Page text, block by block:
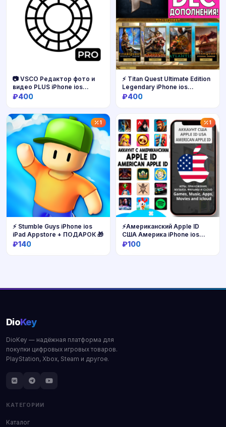
Купить
📷 VSCO Редактор фото и
видео PLUS iPhone ios
AppStore
₽400
Купить
⚡ Titan Quest Ultimate Edition
Legendary iPhone ios
AppStore iPad
₽400
1
⚡️ Stumble Guys iPhone ios
iPad Appstore + ПОДАРОК 🎁
₽140
1
⚡️Американский Apple ID
США Америка iPhone ios
AppStore
₽100
DioKey
DioKey — надёжная платформа для
покупки цифровых игровых товаров.
PlayStation, Xbox, Steam и другое.
КАТЕГОРИИ
Каталог